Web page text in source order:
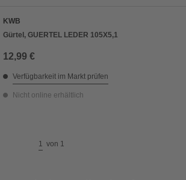
KWB
Gürtel, GUERTEL LEDER 105X5,1
12,99 €
Verfügbarkeit im Markt prüfen
Nicht online erhältlich
1 von 1